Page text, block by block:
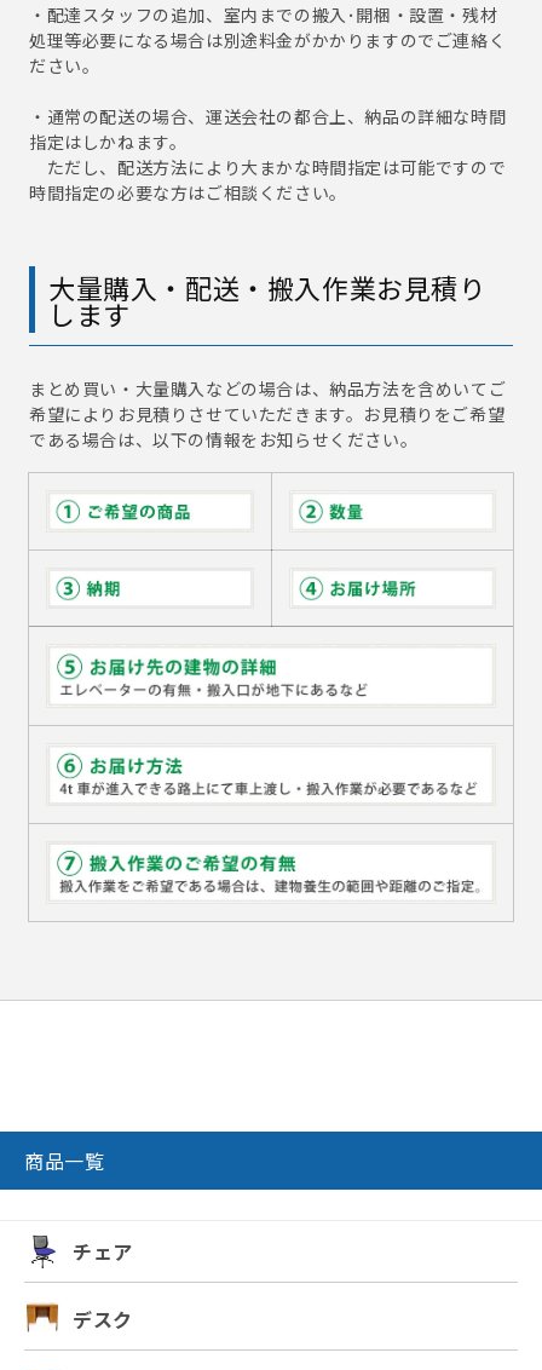
・配達スタッフの追加、室内までの搬入･開梱・設置・残材
処理等必要になる場合は別途料金がかかりますのでご連絡く
ださい。
・通常の配送の場合、運送会社の都合上、納品の詳細な時間
指定はしかねます。
ただし、配送方法により大まかな時間指定は可能ですので
時間指定の必要な方はご相談ください。
大量購入・配送・搬入作業お見積り
します
まとめ買い・大量購入などの場合は、納品方法を含めいてご
希望によりお見積りさせていただきます。お見積りをご希望
である場合は、以下の情報をお知らせください。
商品一覧
チェア
デスク